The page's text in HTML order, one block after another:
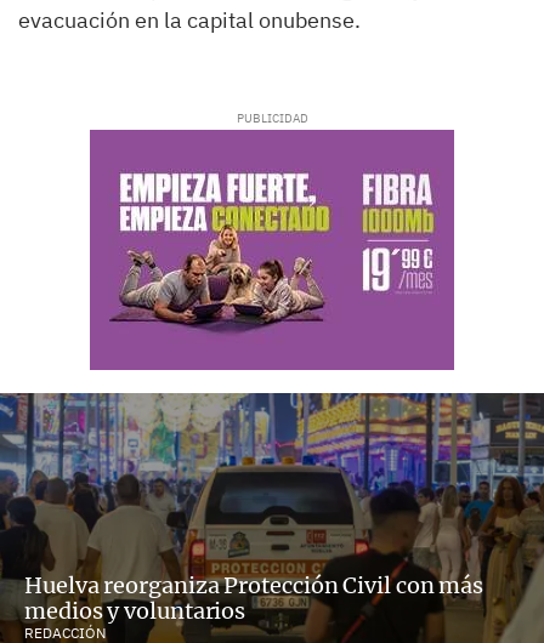
evacuación en la capital onubense.
Huelva reorganiza Protección Civil con más
medios y voluntarios
REDACCIÓN